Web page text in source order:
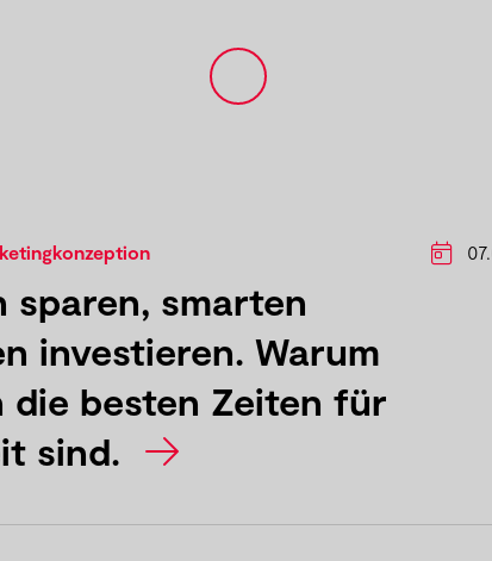
sparen, smarten
investieren. Warum
die besten Zeiten für
sind.